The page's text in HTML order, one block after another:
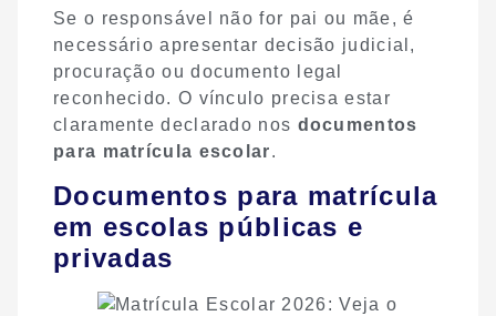
Se o responsável não for pai ou mãe, é
necessário apresentar decisão judicial,
procuração ou documento legal
reconhecido. O vínculo precisa estar
claramente declarado nos documentos
para matrícula escolar.
Documentos para matrícula
em escolas públicas e
privadas